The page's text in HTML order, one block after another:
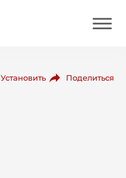
Установить Поделиться